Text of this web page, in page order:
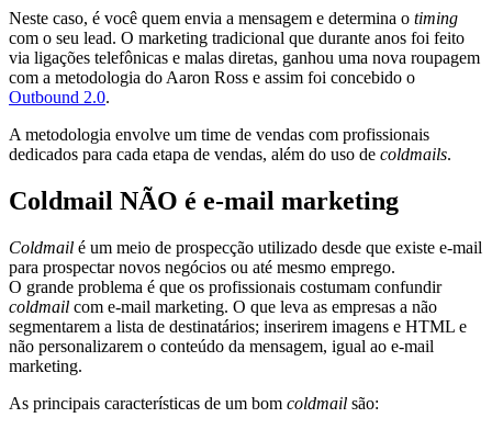
Neste caso, é você quem envia a mensagem e determina o timing
com o seu lead. O marketing tradicional que durante anos foi feito
via ligações telefônicas e malas diretas, ganhou uma nova roupagem
com a metodologia do Aaron Ross e assim foi concebido o
Outbound 2.0.
A metodologia envolve um time de vendas com profissionais
dedicados para cada etapa de vendas, além do uso de coldmails.
Coldmail NÃO é e-mail marketing
Coldmail é um meio de prospecção utilizado desde que existe e-mail
para prospectar novos negócios ou até mesmo emprego.
O grande problema é que os profissionais costumam confundir
coldmail com e-mail marketing. O que leva as empresas a não
segmentarem a lista de destinatários; inserirem imagens e HTML e
não personalizarem o conteúdo da mensagem, igual ao e-mail
marketing.
As principais características de um bom coldmail são: